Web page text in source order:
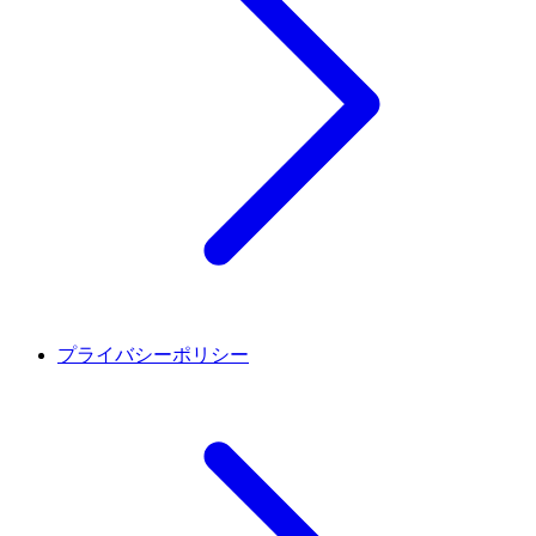
プライバシーポリシー